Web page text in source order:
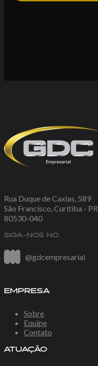
Rua Duque de Caxias, 589
São Francisco, Curitiba - PR
80530-040
SIGA-NOS NO
@gdcempresarial
EMPRESA
Sobre
Equipe
Contato
ATUAÇÃO